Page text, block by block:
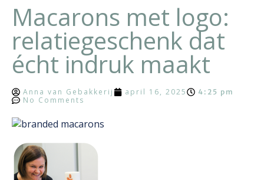
Macarons met logo:
relatiegeschenk dat
écht indruk maakt
Anna van Gebakkerij april 16, 2025 4:25 pm
No Comments